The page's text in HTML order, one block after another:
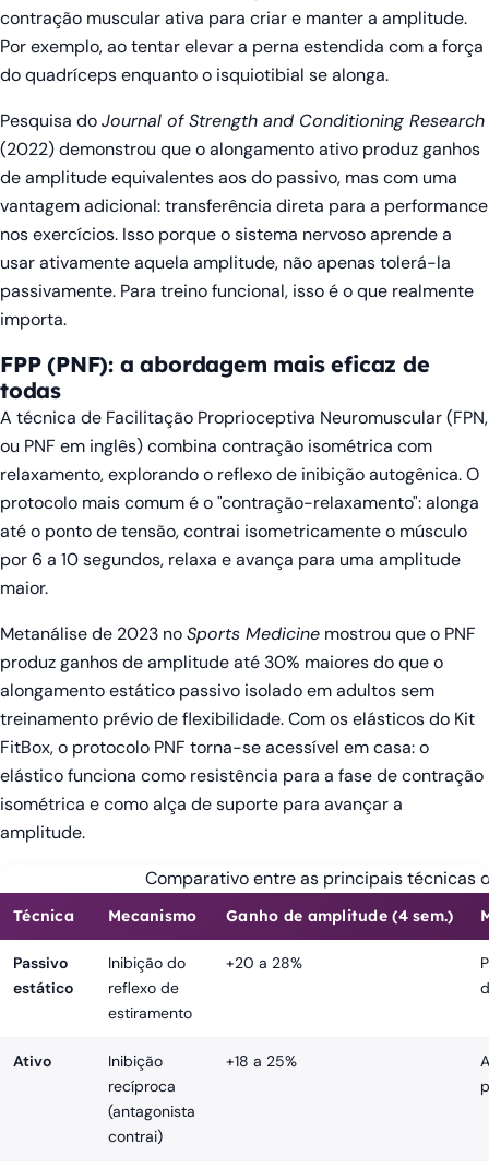
contração muscular ativa para criar e manter a amplitude.
Por exemplo, ao tentar elevar a perna estendida com a força
do quadríceps enquanto o isquiotibial se alonga.
Pesquisa doJournal of Strength and Conditioning Research
(2022) demonstrou que o alongamento ativo produz ganhos
de amplitude equivalentes aos do passivo, mas com uma
vantagem adicional: transferência direta para a performance
nos exercícios. Isso porque o sistema nervoso aprende a
usar ativamente aquela amplitude, não apenas tolerá-la
passivamente. Para treino funcional, isso é o que realmente
importa.
FPP (PNF): a abordagem mais eficaz de
todas
A técnica de Facilitação Proprioceptiva Neuromuscular (FPN,
ou PNF em inglês) combina contração isométrica com
relaxamento, explorando o reflexo de inibição autogênica. O
protocolo mais comum é o "contração-relaxamento": alonga
até o ponto de tensão, contrai isometricamente o músculo
por 6 a 10 segundos, relaxa e avança para uma amplitude
maior.
Metanálise de 2023 noSports Medicine mostrou que o PNF
produz ganhos de amplitude até 30% maiores do que o
alongamento estático passivo isolado em adultos sem
treinamento prévio de flexibilidade. Com os elásticos do Kit
FitBox, o protocolo PNF torna-se acessível em casa: o
elástico funciona como resistência para a fase de contração
isométrica e como alça de suporte para avançar a
amplitude.
Comparativo entre as principais técnicas
Técnica Mecanismo Ganho de amplitude (4 sem.)
Passivo
estático
Inibição do
reflexo de
estiramento
+20 a 28%
Ativo
Inibição
recíproca
(antagonista
contrai)
+18 a 25%